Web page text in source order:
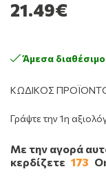
ΚΩΔΙΚΌΣ
Γράψτε την 1η
Άμεσα διαθέσιμο
21.49€
Με την αγορά
κερδίζετε 173